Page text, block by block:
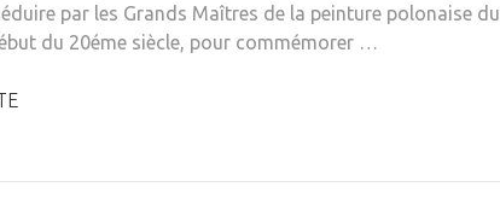
par les Grands Maîtres de la peinture polonaise du
du 20éme siècle, pour commémorer …